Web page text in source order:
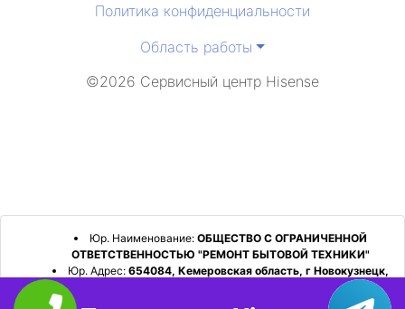
Политика конфиденциальности
Область работы
©2026 Сервисный центр Hisense
Юр. Наименование: ОБЩЕСТВО С ОГРАНИЧЕННОЙ
ОТВЕТСТВЕННОСТЬЮ "РЕМОНТ БЫТОВОЙ ТЕХНИКИ"
Юр. Адрес: 654084, Кемеровская область, г Новокузнецк,
р-н Орджоникидзевский, пр-кт Шахтеров, д. 31, кв. 2